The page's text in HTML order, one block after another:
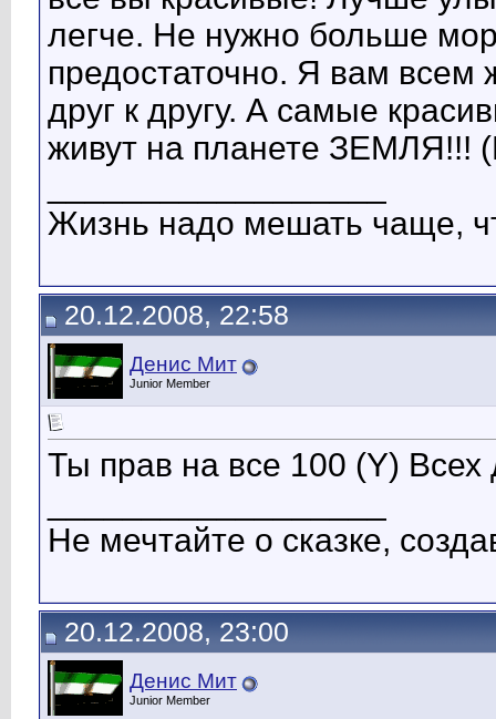
легче. Не нужно больше
предостаточно. Я вам
друг к другу. А самые
живут на планете ЗЕМЛЯ!!!
Жизнь надо мешать чаще,
20.12.2008, 22:58
Денис Мит
Junior Member
Ты прав на все 100 (Y)
Не мечтайте о сказке,
20.12.2008, 23:00
Денис Мит
Junior Member